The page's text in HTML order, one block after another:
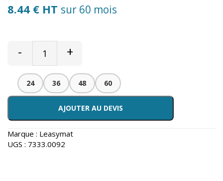
8.44 € HT sur 60 mois
- +
24 36 48 60
AJOUTER AU DEVIS
Marque : Leasymat
UGS : 7333.0092